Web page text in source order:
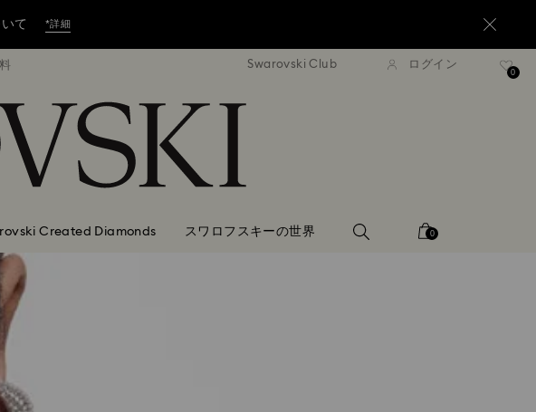
て *詳細
て
て *詳細
20,000円以上で通常配送無料 20,000円以上で通常配送
Swarovski Club ログイン
0
Created Diamonds スワロフスキーの世界 0